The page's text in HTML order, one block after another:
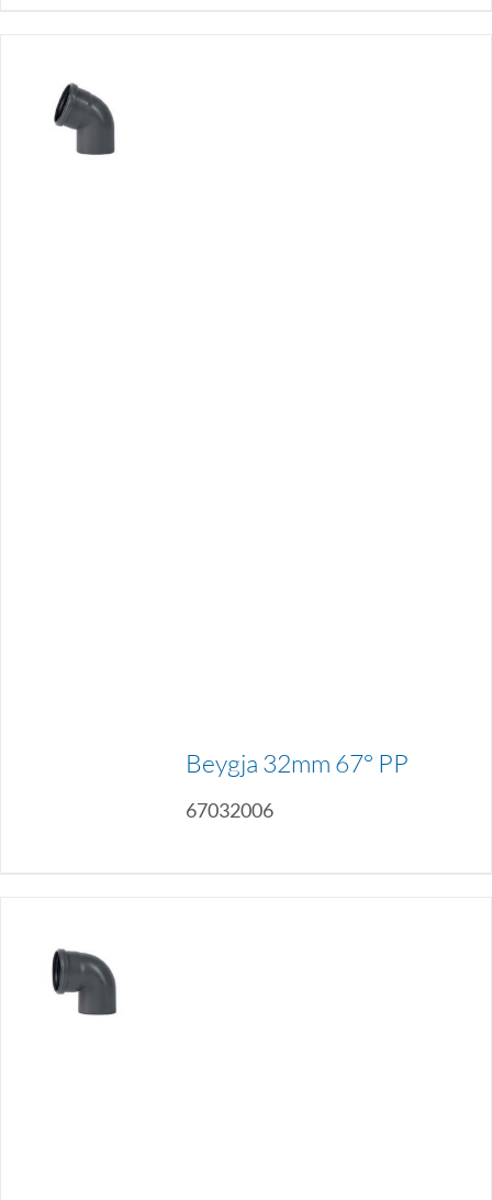
Beygja 32mm 67° PP
67032006